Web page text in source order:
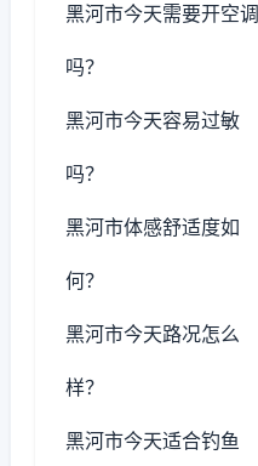
黑河市今天需要开空调
吗？
黑河市今天容易过敏
吗？
黑河市体感舒适度如
何？
黑河市今天路况怎么
样？
黑河市今天适合钓鱼